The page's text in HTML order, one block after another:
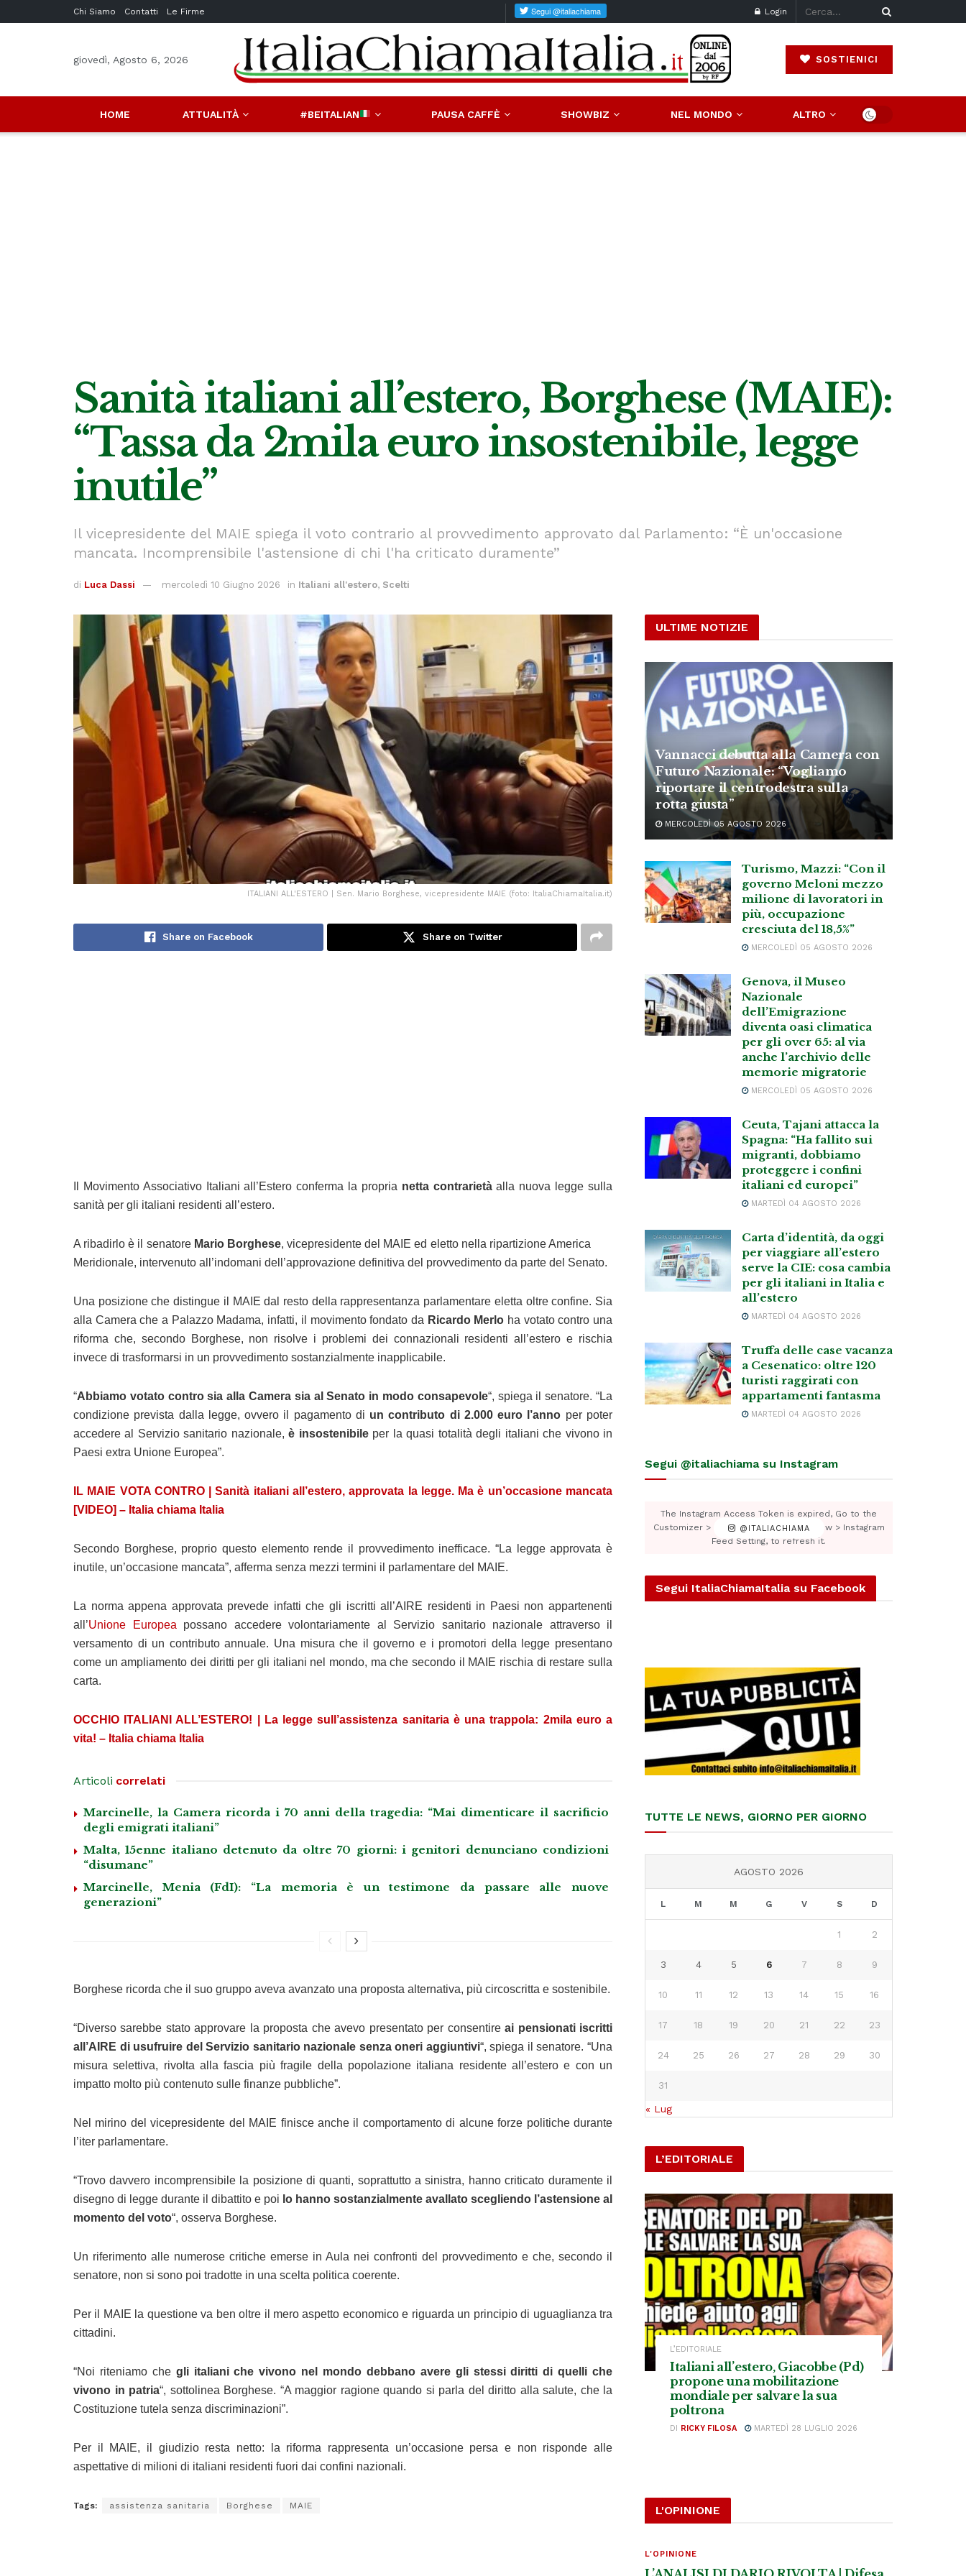
Chi Siamo Contatti Le Firme Login
giovedì, Agosto 6, 2026 SOSTIENICI
HOME ATTUALITÀ #BEITALIAN PAUSA CAFFÈ SHOWBIZ NEL MONDO ALTRO
Sanità italiani all’estero, Borghese (MAIE):
“Tassa da 2mila euro insostenibile, legge
inutile”
Il vicepresidente del MAIE spiega il voto contrario al provvedimento approvato dal Parlamento: “È un'occasione
mancata. Incomprensibile l'astensione di chi l'ha criticato duramente”
di Luca Dassi mercoledì 10 Giugno 2026 in Italiani all'estero, Scelti
ITALIANI ALL'ESTERO | Sen. Mario Borghese, vicepresidente MAIE (foto: ItaliaChiamaItalia.it)
Share on Facebook Share on Twitter
Il Movimento Associativo Italiani all’Estero conferma la propria netta contrarietàalla nuova legge sulla
sanità per gli italiani residenti all’estero.
A ribadirlo è il senatore Mario Borghese, vicepresidente del MAIE ed eletto nella ripartizione America
Meridionale, intervenuto all’indomani dell’approvazione definitiva del provvedimento da parte del Senato.
Una posizione che distingue il MAIE dal resto della rappresentanza parlamentare eletta oltre confine. Sia
alla Camera che a Palazzo Madama, infatti, il movimento fondato da Ricardo Merlo ha votato contro una
riforma che, secondo Borghese, non risolve i problemi dei connazionali residenti all’estero e rischia
invece di trasformarsi in un provvedimento sostanzialmente inapplicabile.
“Abbiamo votato contro sia alla Camera sia al Senato in modo consapevole“, spiega il senatore. “La
condizione prevista dalla legge, ovvero il pagamento di un contributo di 2.000 euro l’anno per poter
accedere al Servizio sanitario nazionale,è insostenibile per la quasi totalità degli italiani che vivono in
Paesi extra Unione Europea”.
IL MAIE VOTA CONTRO | Sanità italiani all’estero, approvata la legge. Ma è un’occasione mancata
[VIDEO] – Italia chiama Italia
Secondo Borghese, proprio questo elemento rende il provvedimento inefficace. “La legge approvata è
inutile, un’occasione mancata”, afferma senza mezzi termini il parlamentare del MAIE.
La norma appena approvata prevede infatti che gli iscritti all’AIRE residenti in Paesi non appartenenti
all’Unione Europea possano accedere volontariamente al Servizio sanitario nazionale attraverso il
versamento di un contributo annuale. Una misura che il governo e i promotori della legge presentano
come un ampliamento dei diritti per gli italiani nel mondo, ma che secondo il MAIE rischia di restare sulla
carta.
OCCHIO ITALIANI ALL’ESTERO! | La legge sull’assistenza sanitaria è una trappola: 2mila euro a
vita! – Italia chiama Italia
Articoli correlati
Marcinelle, la Camera ricorda i 70 anni della tragedia: “Mai dimenticare il sacrificio
degli emigrati italiani”
Malta, 15enne italiano detenuto da oltre 70 giorni: i genitori denunciano condizioni
“disumane”
Marcinelle, Menia (FdI): “La memoria è un testimone da passare alle nuove
generazioni”
Borghese ricorda che il suo gruppo aveva avanzato una proposta alternativa, più circoscritta e sostenibile.
“Diverso sarebbe stato approvare la proposta che avevo presentato per consentireai pensionati iscritti
all’AIRE di usufruire del Servizio sanitario nazionale senza oneri aggiuntivi“, spiega il senatore. “Una
misura selettiva, rivolta alla fascia più fragile della popolazione italiana residente all’estero e con un
impatto molto più contenuto sulle finanze pubbliche”.
Nel mirino del vicepresidente del MAIE finisce anche il comportamento di alcune forze politiche durante
l’iter parlamentare.
“Trovo davvero incomprensibile la posizione di quanti, soprattutto a sinistra, hanno criticato duramente il
disegno di legge durante il dibattito e poi lo hanno sostanzialmente avallato scegliendo l’astensione al
momento del voto“, osserva Borghese.
Un riferimento alle numerose critiche emerse in Aula nei confronti del provvedimento e che, secondo il
senatore, non si sono poi tradotte in una scelta politica coerente.
Per il MAIE la questione va ben oltre il mero aspetto economico e riguarda un principio di uguaglianza tra
cittadini.
“Noi riteniamo chegli italiani che vivono nel mondo debbano avere gli stessi diritti di quelli che
vivono in patria“, sottolinea Borghese. “A maggior ragione quando si parla del diritto alla salute, che la
Costituzione tutela senza discriminazioni”.
Per il MAIE, il giudizio resta netto: la riforma rappresenta un’occasione persa e non risponde alle
aspettative di milioni di italiani residenti fuori dai confini nazionali.
Tags: assistenza sanitaria Borghese MAIE
ULTIME NOTIZIE
Vannacci debutta alla Camera con
Futuro Nazionale: “Vogliamo
riportare il centrodestra sulla
rotta giusta”
MERCOLEDÌ 05 AGOSTO 2026
Turismo, Mazzi: “Con il
governo Meloni mezzo
milione di lavoratori in
più, occupazione
cresciuta del 18,5%”
MERCOLEDÌ 05 AGOSTO 2026
Genova, il Museo
Nazionale
dell’Emigrazione
diventa oasi climatica
per gli over 65: al via
anche l’archivio delle
memorie migratorie
MERCOLEDÌ 05 AGOSTO 2026
Ceuta, Tajani attacca la
Spagna: “Ha fallito sui
migranti, dobbiamo
proteggere i confini
italiani ed europei”
MARTEDÌ 04 AGOSTO 2026
Carta d’identità, da oggi
per viaggiare all’estero
serve la CIE: cosa cambia
per gli italiani in Italia e
all’estero
MARTEDÌ 04 AGOSTO 2026
Truffa delle case vacanza
a Cesenatico: oltre 120
turisti raggirati con
appartamenti fantasma
MARTEDÌ 04 AGOSTO 2026
Segui @italiachiama su Instagram
@ITALIACHIAMA
The Instagram Access Token is expired, Go to the
Customizer > JNews : Social, Like & View > Instagram
Feed Setting, to refresh it.
Segui ItaliaChiamaItalia su Facebook
TUTTE LE NEWS, GIORNO PER GIORNO
AGOSTO 2026
L M M G V S D
1 2
3 4 5 6 7 8 9
10 11 12 13 14 15 16
17 18 19 20 21 22 23
24 25 26 27 28 29 30
31
« Lug
L’EDITORIALE
L’EDITORIALE
Italiani all’estero, Giacobbe (Pd)
propone una mobilitazione
mondiale per salvare la sua
poltrona
DI RICKY FILOSA MARTEDÌ 28 LUGLIO 2026
L'OPINIONE
L'OPINIONE